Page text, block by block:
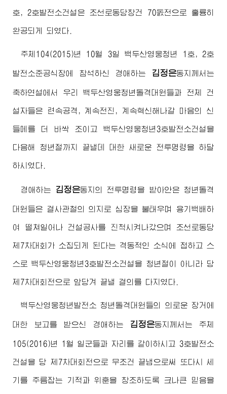
호, 2호발전소건설은 조선로동당창건 70돐전으로 훌륭히
완공되게 되였다.
주체104(2015)년 10월 3일 백두산영웅청년 1호, 2호
발전소준공식장에 참석하신 경애하는 김정은동지 께서는
축하연설에서 우리 백두산영웅청년돌격대원들과 전체 건
설자들은 련속공격, 계속전진, 계속혁신해나갈 마음의 신
들메를 더 바싹 조이고 백두산영웅청년3호발전소건설을
다음해 청년절까지 끝낼데 대한 새로운 전투명령을 하달
하시였다.
경애하는 김정은동지 의 전투명령을 받아안은 청년돌격
대원들은 결사관철의 의지로 심장을 불태우며 용기백배하
여 떨쳐일어나 건설공사를 진척시켜나갔으며 조선로동당
제7차대회가 소집되게 된다는 격동적인 소식에 접하고 스
스로 백두산영웅청년3호발전소건설을 청년절이 아니라 당
제7차대회전으로 앞당겨 끝낼 결의를 다지였다.
백두산영웅청년발전소 청년돌격대원들의 의로운 장거에
대한 보고를 받으신 경애하는 김정은동지 께서는 주체
105(2016)년 1월 일군들과 자리를 같이하시고 3호발전소
건설을 당 제7차대회전으로 무조건 끝냄으로써 또다시 세
기를 주름잡는 기적과 위훈을 창조하도록 크나큰 믿음을